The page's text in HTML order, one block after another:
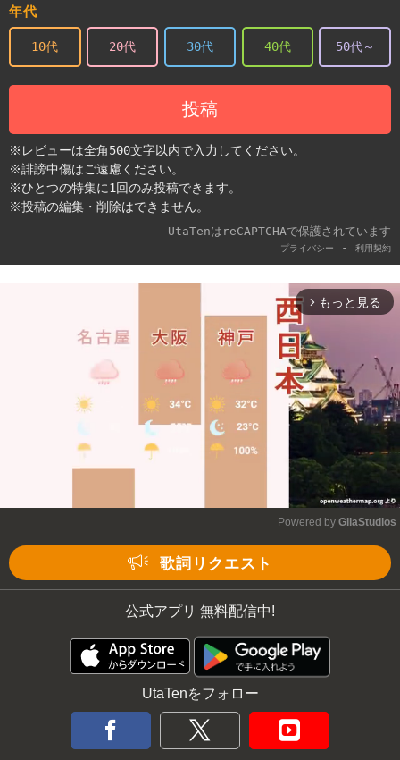
年代
10代 20代 30代 40代 50代～
投稿
※レビューは全角500文字以内で入力してください。
※誹謗中傷はご遠慮ください。
※ひとつの特集に1回のみ投稿できます。
※投稿の編集・削除はできません。
UtaTenはreCAPTCHAで保護されています
プライバシー - 利用契約
arrow_forward_ios もっと見る
Powered by GliaStudios
歌詞リクエスト
公式アプリ 無料配信中!
UtaTenをフォロー